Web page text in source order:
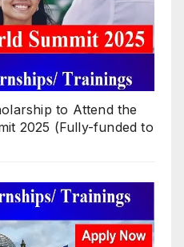
to Attend the
2025 (Fully-funded to